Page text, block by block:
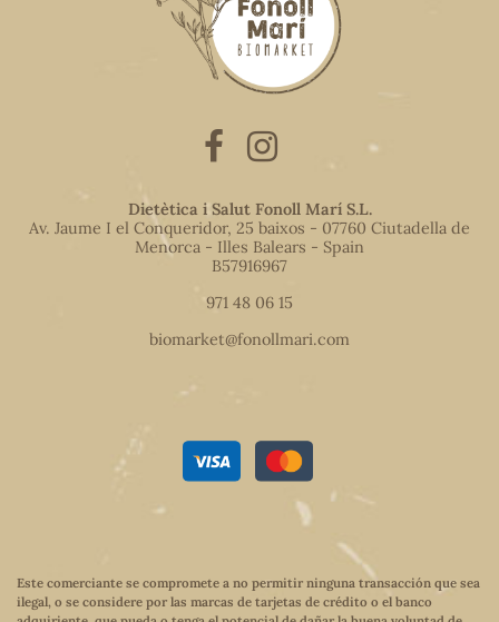
Dietètica i Salut Fonoll Marí S.L.
Av. Jaume I el Conqueridor, 25 baixos - 07760 Ciutadella de
Menorca - Illes Balears - Spain
B57916967
971 48 06 15
biomarket@fonollmari.com
Este comerciante se compromete a no permitir ninguna transacción que sea
ilegal, o se considere por las marcas de tarjetas de crédito o el banco